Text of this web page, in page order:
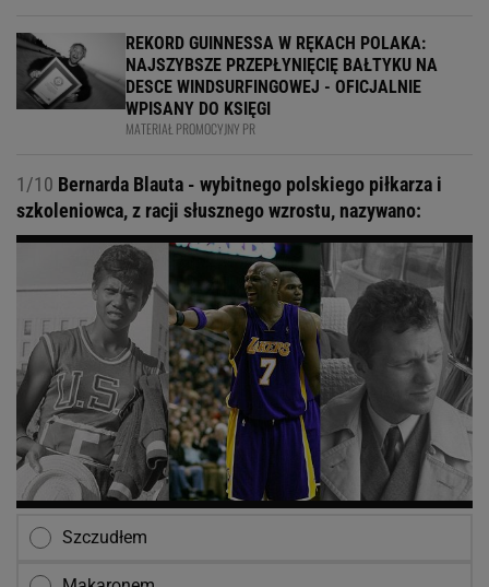
REKORD GUINNESSA W RĘKACH POLAKA:
NAJSZYBSZE PRZEPŁYNIĘCIĘ BAŁTYKU NA
DESCE WINDSURFINGOWEJ - OFICJALNIE
WPISANY DO KSIĘGI
MATERIAŁ PROMOCYJNY PR
1/10 Bernarda Blauta - wybitnego polskiego piłkarza i
szkoleniowca, z racji słusznego wzrostu, nazywano:
Szczudłem